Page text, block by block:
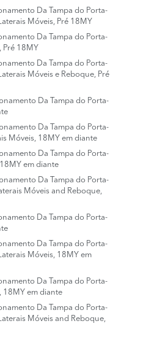
Da Tampa do Porta-
Móveis, Pré 18MY
Da Tampa do Porta-
Pré 18MY
Da Tampa do Porta-
Móveis e Reboque, Pré
Da Tampa do Porta-
Da Tampa do Porta-
Móveis, 18MY em diante
Da Tampa do Porta-
em diante
Da Tampa do Porta-
Móveis and Reboque,
Da Tampa do Porta-
Da Tampa do Porta-
Móveis, 18MY em
Da Tampa do Porta-
18MY em diante
Da Tampa do Porta-
Móveis and Reboque,